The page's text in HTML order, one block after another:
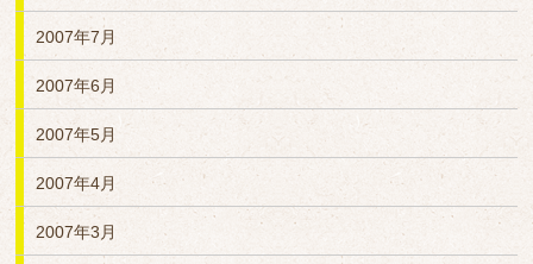
2007年7月
2007年6月
2007年5月
2007年4月
2007年3月